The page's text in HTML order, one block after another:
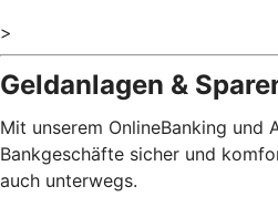
>
Geldanlagen &
Mit unserem OnlineBanking und
Bankgeschäfte sicher und
auch unterwegs.